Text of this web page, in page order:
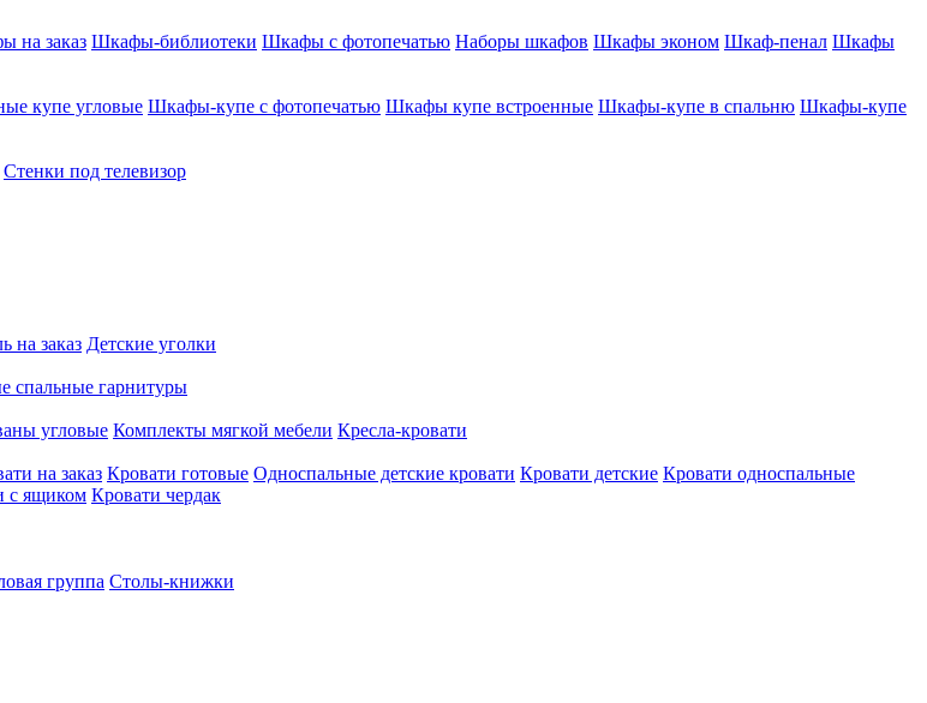
на заказ Шкафы-библиотеки Шкафы с фотопечатью Наборы шкафов Шкафы эконом Шкаф-пенал Шкафы
купе угловые Шкафы-купе с фотопечатью Шкафы купе встроенные Шкафы-купе в спальню Шкафы-купе
Стенки под телевизор
на заказ Детские уголки
спальные гарнитуры
угловые Комплекты мягкой мебели Кресла-кровати
на заказ Кровати готовые Односпальные детские кровати Кровати детские Кровати односпальные
с ящиком Кровати чердак
группа Столы-книжки